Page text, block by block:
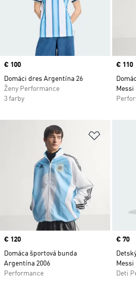
Price
€ 100
Domáci dres Argentína 26
Ženy Performance
3 farby
Price
€ 110
Messi
Pridať
Price
€ 120
Domáca športová bunda
Argentína 2006
Performance
Price
€ 70
Messi
Deti